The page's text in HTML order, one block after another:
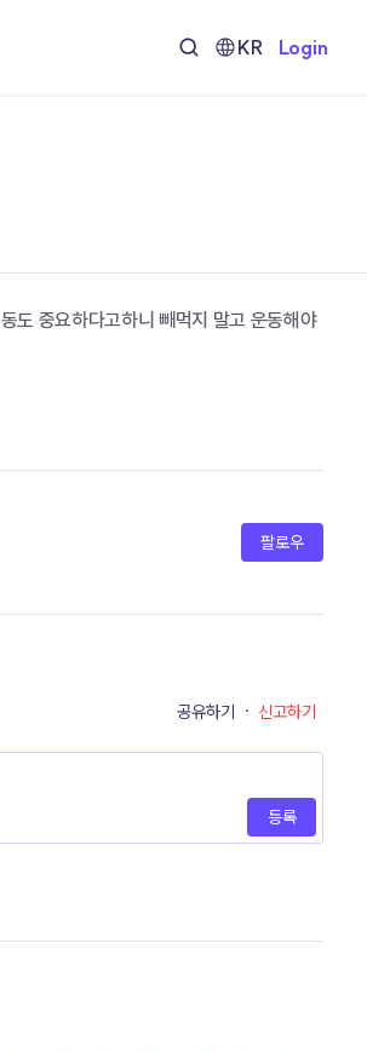
KR Login
도 중요하다고하니 빼먹지 말고 운동해야
팔로우
공유하기 · 신고하기
등록